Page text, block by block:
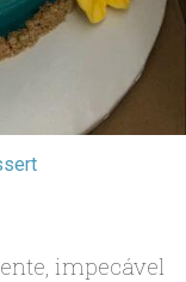
impecável